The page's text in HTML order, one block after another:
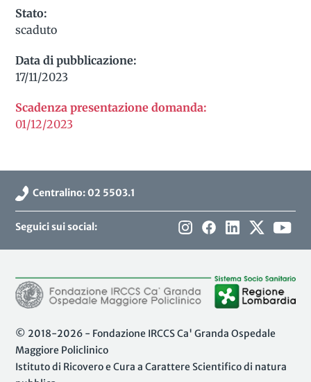
Stato:
scaduto
Data di pubblicazione:
17/11/2023
Scadenza presentazione domanda:
01/12/2023
Centralino: 02 5503.1
Seguici sui social:
© 2018-2026 - Fondazione IRCCS Ca' Granda Ospedale
Maggiore Policlinico
Istituto di Ricovero e Cura a Carattere Scientifico di natura